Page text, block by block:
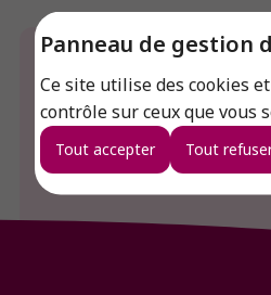
Panneau de gestion
Ce site utilise des cookies
contrôle sur ceux que vous
Tout accepter Tout
Envie de connaitre le prix de
Créer un